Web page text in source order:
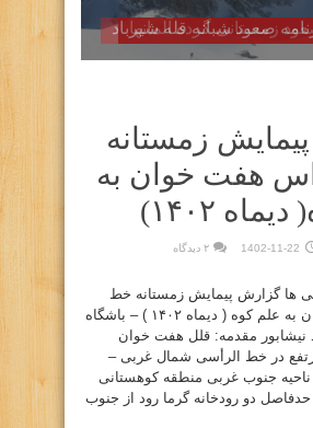
صعود شبانه قله شیرباد
زمستانه
هفت خوان به
۱۴۰۲)
1402-11-22
۲ دیدگاه
ها گزارش پیمایش زمستانه خط
الراس هفت خوان به علم کوه ( دیماه ۱۴۰۲ ) – باشگاه
نیشابور مقدمه: قلل هفت خوان
در خط الرأسی شمال غربی –
جنوب غربی منطقه کوهستانی
دو رودخانه گرما رود از جنوب